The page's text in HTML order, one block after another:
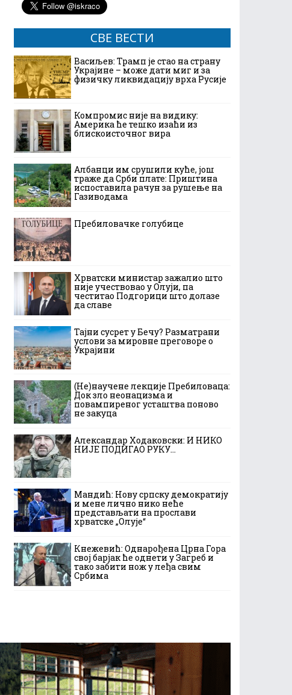
СВЕ ВЕСТИ
Васиљев: Трамп је стао на страну
Украјине – може дати миг и за
физичку ликвидацију врха Русије
Компромис није на видику:
Америка ће тешко изаћи из
блискоисточног вира
Албанци им срушили куће, још
траже да Срби плате: Приштина
испоставила рачун за рушење на
Газиводама
Пребиловачке голубице
Хрватски министар зажалио што
није учествовао у Олуји, па
честитао Подгорици што долазе
да славе
Тајни сусрет у Бечу? Разматрани
услови за мировне преговоре о
Украјини
(Не)научене лекције Пребиловаца:
Док зло неонацизма и
повампиреног усташтва поново
не закуца
Александар Ходаковски: И НИКО
НИЈЕ ПОДИГАО РУКУ…
Мандић: Нову српску демократију
и мене лично нико неће
представљати на прослави
хрватске „Олује“
Кнежевић: Однарођена Црна Гора
свој барјак ће однети у Загреб и
тако забити нож у леђа свим
Србима